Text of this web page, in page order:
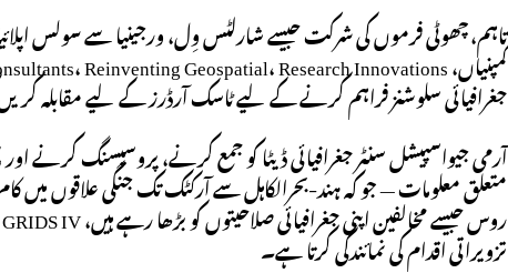
جغرافیائی سلوشنز فراہم کرنے کے لیے ٹاسک آرڈرز کے لیے مقابلہ
آرمی جیواسپیشل سنٹر جغرافیائی ڈیٹا کو جمع کرنے، پروسیسنگ کرنے
متعلق معلومات — جو کہ ہند-بحرالکاہل سے آرکٹک تک جنگی علاقوں
تزویراتی اقدام کی نمائندگی کرتا ہے۔